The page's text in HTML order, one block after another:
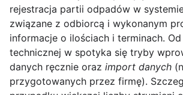
rejestracja partii odpadów w
związane z odbiorcą i wykonanym
informacje o ilościach i terminach.
technicznej w spotyka się tryby
danych ręcznie oraz import danych
przygotowanych przez firmę).